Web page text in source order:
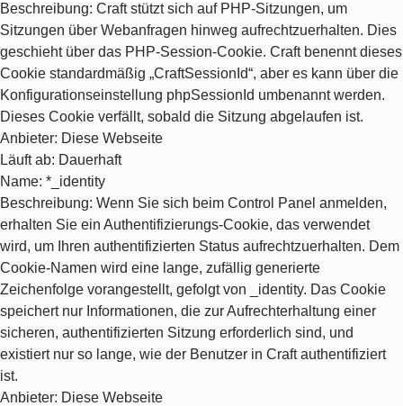
Beschreibung: Craft stützt sich auf PHP-Sitzungen, um
Sitzungen über Webanfragen hinweg aufrechtzuerhalten. Dies
geschieht über das PHP-Session-Cookie. Craft benennt dieses
Cookie standardmäßig „CraftSessionId“, aber es kann über die
Konfigurationseinstellung phpSessionId umbenannt werden.
Dieses Cookie verfällt, sobald die Sitzung abgelaufen ist.
Anbieter: Diese Webseite
Läuft ab: Dauerhaft
Name: *_identity
Beschreibung: Wenn Sie sich beim Control Panel anmelden,
erhalten Sie ein Authentifizierungs-Cookie, das verwendet
wird, um Ihren authentifizierten Status aufrechtzuerhalten. Dem
Cookie-Namen wird eine lange, zufällig generierte
Zeichenfolge vorangestellt, gefolgt von _identity. Das Cookie
speichert nur Informationen, die zur Aufrechterhaltung einer
sicheren, authentifizierten Sitzung erforderlich sind, und
existiert nur so lange, wie der Benutzer in Craft authentifiziert
ist.
Anbieter: Diese Webseite